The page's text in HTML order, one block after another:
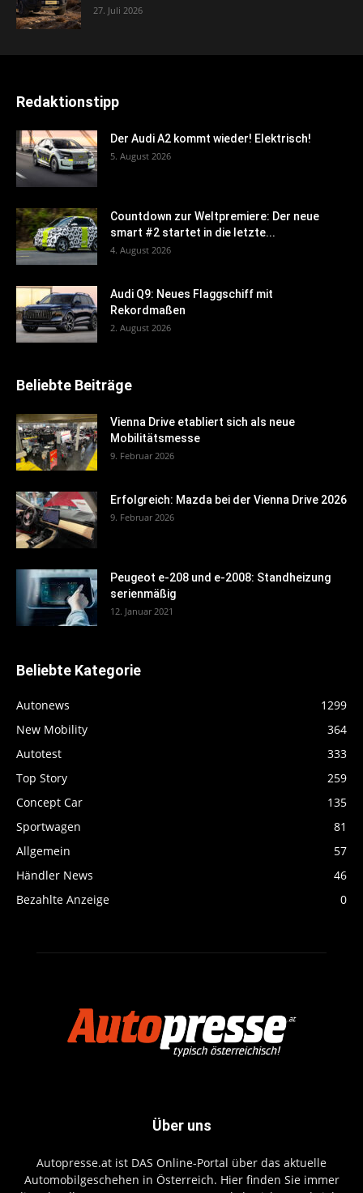
27. Juli 2026
Redaktionstipp
Der Audi A2 kommt wieder! Elektrisch!
5. August 2026
Countdown zur Weltpremiere: Der neue
smart #2 startet in die letzte...
4. August 2026
Audi Q9: Neues Flaggschiff mit
Rekordmaßen
2. August 2026
Beliebte Beiträge
Vienna Drive etabliert sich als neue
Mobilitätsmesse
9. Februar 2026
Erfolgreich: Mazda bei der Vienna Drive 2026
9. Februar 2026
Peugeot e-208 und e-2008: Standheizung
serienmäßig
12. Januar 2021
Beliebte Kategorie
Autonews
1299
New Mobility
364
Autotest
333
Top Story
259
Concept Car
135
Sportwagen
81
Allgemein
57
Händler News
46
Bezahlte Anzeige
0
Über uns
Autopresse.at ist DAS Online-Portal über das aktuelle
Automobilgeschehen in Österreich. Hier finden Sie immer